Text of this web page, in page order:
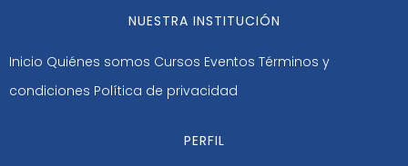
NUESTRA INSTITUCIÓN
Inicio Quiénes somos Cursos Eventos Términos y
condiciones Política de privacidad
PERFIL